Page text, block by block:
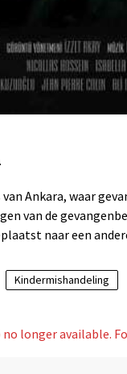
Ankara, waar
van de
naar een
Kindermishandeling
longer available.